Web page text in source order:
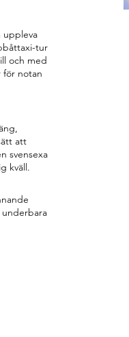
uppleva
tur
och med
för notan
att
svensexa
kväll.